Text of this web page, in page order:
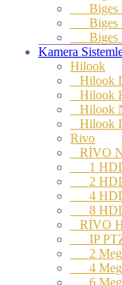
Biges
Biges
Biges
Kamera
Hilook
Hilook
Hilook
Hilook
Hilook
Rivo
RİVO
1 HDD
2 HDD
4 HDD
8 HDD
RİVO
IP PTZ
2
4
6